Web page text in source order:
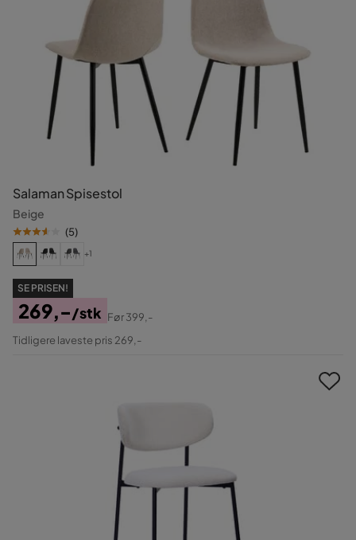
Salaman Spisestol
Beige
(5)
+1
SE PRISEN!
Pris
269,-/stk
Original
Før399,-
Tidligere laveste pris 269,-